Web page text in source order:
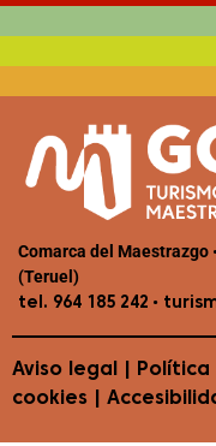
Comarca del Maestrazgo
(Teruel)
tel. 964 185 242 •
Aviso legal Política
cookies